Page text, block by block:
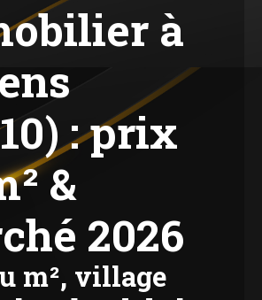
à
: prix
&
2026
m², village